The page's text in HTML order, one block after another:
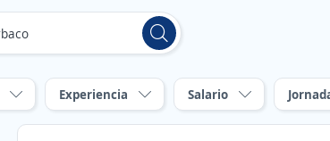
Experiencia Salario